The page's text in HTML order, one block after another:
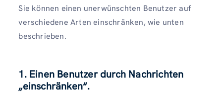
Sie können einen unerwünschten Benutzer auf
verschiedene Arten einschränken, wie unten
beschrieben.
1. Einen Benutzer durch Nachrichten
„einschränken“.